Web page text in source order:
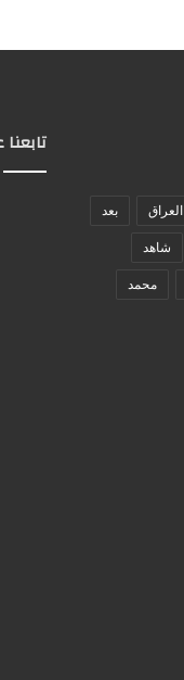
العراق بعد
شاهد
محمد